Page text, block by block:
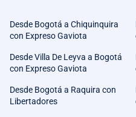
Desde Bogotá a Chiquinquira
con Expreso Gaviota
Desde Villa De Leyva a Bogotá
con Expreso Gaviota
Desde Bogotá a Raquira con
Libertadores